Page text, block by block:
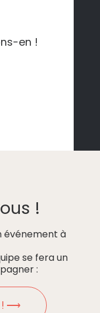
en !
atelier
!
événement à
se fera un
:
! ⟶